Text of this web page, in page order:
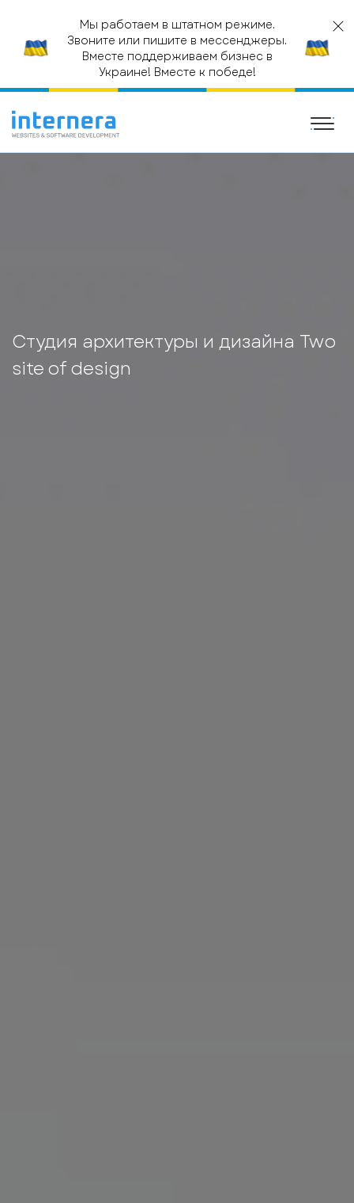
Мы работаем в штатном режиме.
Звоните или пишите в мессенджеры.
Вместе поддерживаем бизнес в
Украине! Вместе к победе!
ГЛАВНАЯ САЙТ КОМПАНИИ
СТУДИЯ АРХИТЕКТУРЫ И
ДИЗАЙНА TWO SITE OF DESIGN
Студия архитектуры и дизайна Two
site of design